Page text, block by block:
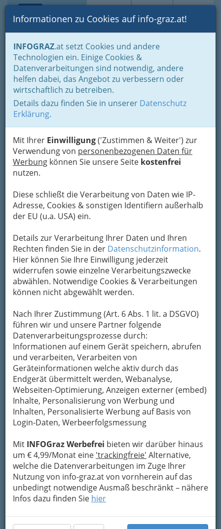
Suche Login Toggle
Informationen zu Cookies auf info-graz.at!
INFOGRAZ.at setzt Cookies und andere
Technologien ein. Einige Cookies &
Datenverarbeitungen sind notwendig, andere
helfen dabei, das Angebot zu verbessern oder
wirtschaftlich zu betreiben.
Details dazu finden Sie in unserer Datenschutz
Erklärung.
Mit Ihrer Einwilligung('Zustimmen & Weiter') zur
Verwendung von personenbezogenen Daten für
Werbung können Sie unsere Seite kostenfrei
nutzen.
Diese schließt die Verarbeitung von Daten wie IP-
Adresse, Cookies & sonstigen Identifiern außerhalb
der EU (u.a. USA) ein.
Details zur Verarbeitung Ihrer Daten und Ihren
Rechten finden Sie in der Datenschutzinformation.
Hier können Sie Ihre Einwilligung jederzeit
widerrufen sowie einzelne Verarbeitungszwecke
abwählen. Notwendige Cookies & Verarbeitungen
können nicht abgewählt werden.
Nach Ihrer Zustimmung (Art. 6 Abs. 1 lit. a DSGVO)
führen wir und unsere Partner folgende
Datenverarbeitungsprozesse durch:
Informationen auf einem Gerät speichern, abrufen
und verarbeiten, Verarbeiten von
Geräteinformationen welche aktiv durch das
Endgerät übermittelt werden, Webanalyse,
Webseiten-Optimierung, Anzeigen externer (embed)
Inhalte, Personalisierung von Werbung und
Inhalten, Personalisierte Werbung auf Basis von
Login-Daten, Werbeerfolgsmessung
Mit INFOGraz Werbefrei bieten wir darüber hinaus
um € 4,99/Monat eine 'trackingfreie' Alternative,
welche die Datenverarbeitungen im Zuge Ihrer
Nutzung von info-graz.at von vornherein auf das
unbedingt notwendige Ausmaß beschränkt – nähere
Infos dazu finden Sie hier
Home Gastronomie
Beisln, Bars, Pubs & Wein
Buschenschenken oder Buschenschänken
Buschenschenken nach Orten
Buschenschank Stubenberg am See - Buschenschenken /
Buschenschänken
Buschenschänken
Stubenberg am See
Bezirksauswahl
1
Buschenschank Haider -
Glojachhof
+43 3176 200 35
+43 660 8156 788
E-Mail
Karte & Routenplaner
Facebook
Eintrag ändern
Kategorien
Beisln, Bars, Pubs & Wein